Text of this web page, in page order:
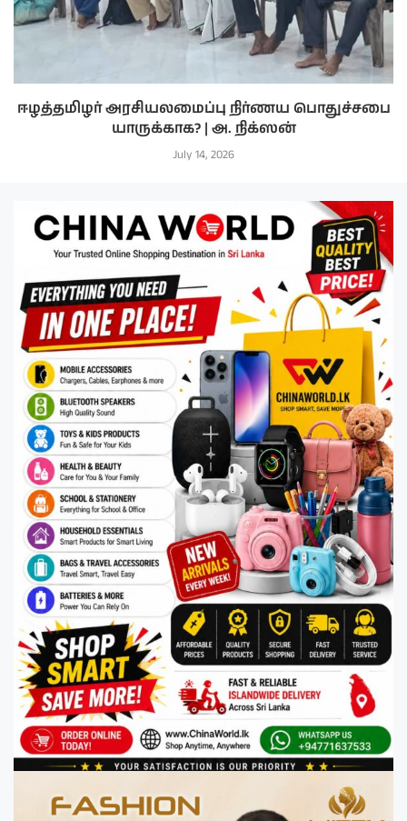
ஈழத்தமிழர் அரசியலமைப்பு நிர்ணய பொதுச்சபை
யாருக்காக? | அ. நிக்ஸன்
July 14, 2026